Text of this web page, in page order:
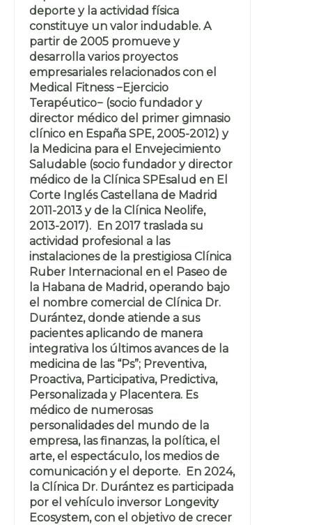
deporte y la actividad física
constituye un valor indudable. A
partir de 2005 promueve y
desarrolla varios proyectos
empresariales relacionados con el
Medical Fitness −Ejercicio
Terapéutico− (socio fundador y
director médico del primer gimnasio
clínico en España SPE, 2005-2012) y
la Medicina para el Envejecimiento
Saludable (socio fundador y director
médico de la Clínica SPEsalud en El
Corte Inglés Castellana de Madrid
2011-2013 y de la Clínica Neolife,
2013-2017). En 2017 traslada su
actividad profesional a las
instalaciones de la prestigiosa Clínica
Ruber Internacional en el Paseo de
la Habana de Madrid, operando bajo
el nombre comercial de Clínica Dr.
Durántez, donde atiende a sus
pacientes aplicando de manera
integrativa los últimos avances de la
medicina de las “Ps”; Preventiva,
Proactiva, Participativa, Predictiva,
Personalizada y Placentera. Es
médico de numerosas
personalidades del mundo de la
empresa, las finanzas, la política, el
arte, el espectáculo, los medios de
comunicación y el deporte. En 2024,
la Clínica Dr. Durántez es participada
por el vehículo inversor Longevity
Ecosystem, con el objetivo de crecer